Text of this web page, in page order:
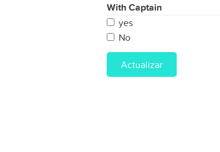
With Captain
yes
No
Actualizar